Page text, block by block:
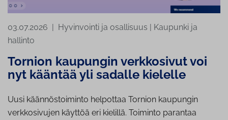
03.07.2026 | Hyvinvointi ja osallisuus | Kaupunki ja
hallinto
Tornion kaupungin verkkosivut voi
nyt kääntää yli sadalle kielelle
Uusi käännöstoiminto helpottaa Tornion kaupungin
verkkosivujen käyttöä eri kielillä. Toiminto parantaa